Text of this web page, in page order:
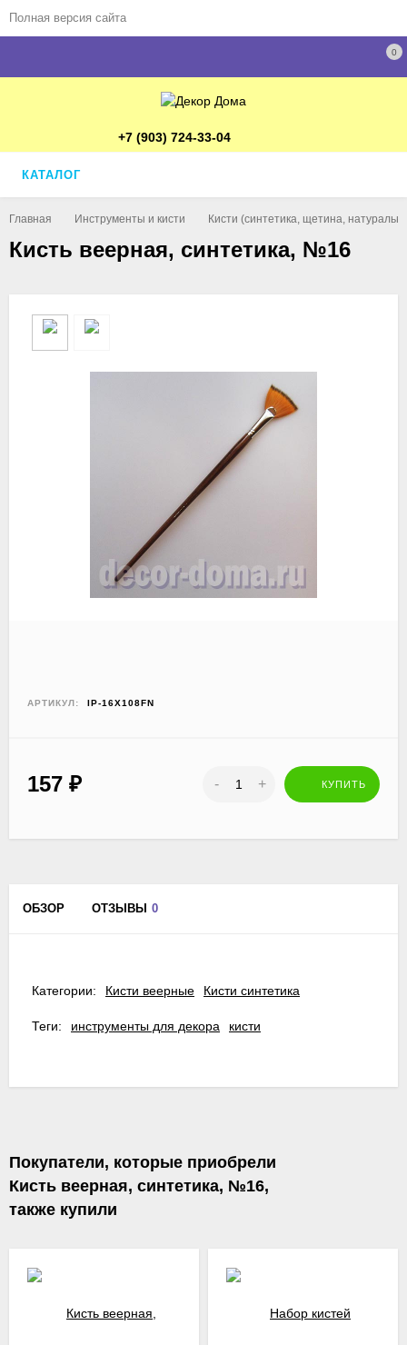
Полная версия сайта
0
+7 (903) 724-33-04
КАТАЛОГ
Главная Инструменты и кисти Кисти (синтетика, щетина,
Кисть веерная, синтетика, №16
АРТИКУЛ: IP-16Х108FN
157 ₽ - + КУПИТЬ
ОБЗОР ОТЗЫВЫ 0
Категории: Кисти веерные Кисти синтетика
Теги: инструменты для декора кисти
Покупатели, которые приобрели
Кисть веерная, синтетика, №16,
также купили